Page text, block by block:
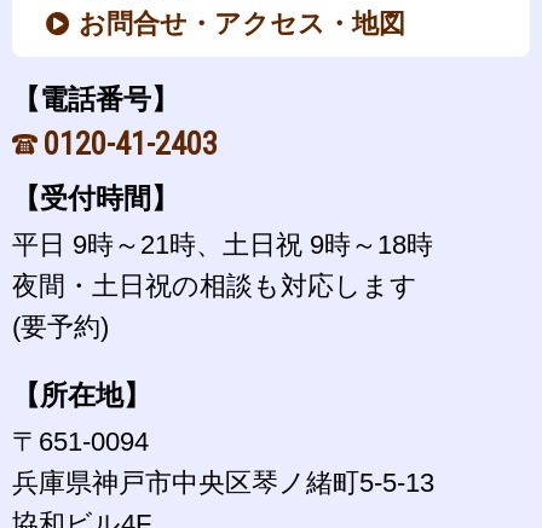
お問合せ・アクセス・地図
【電話番号】
0120-41-2403
【受付時間】
平日 9時～21時、土日祝 9時～18時
夜間・土日祝の相談も対応します
(要予約)
【所在地】
〒651-0094
兵庫県神戸市中央区琴ノ緒町5-5-13